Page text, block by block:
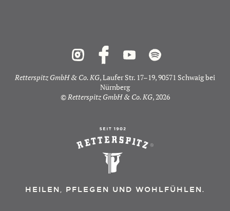
Retterspitz GmbH & Co. KG, Laufer Str. 17–19, 90571 Schwaig bei
Nürnberg
©Retterspitz GmbH & Co. KG, 2026
HEILEN, PFLEGEN UND WOHLFÜHLEN.